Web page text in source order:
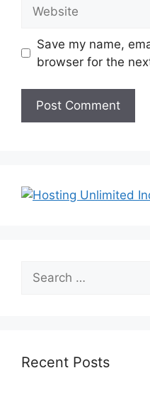
Save my name,
browser for the
Search
for:
Recent Posts